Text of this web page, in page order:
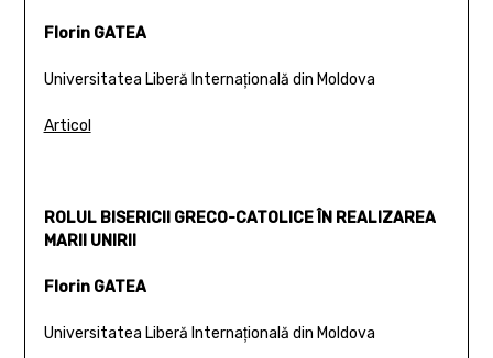
Florin GATEA
Universitatea Liberă Internaţională din Moldova
Articol
ROLUL BISERICII GRECO-CATOLICE ÎN REALIZAREA
MARII UNIRII
Florin GATEA
Universitatea Liberă Internaţională din Moldova